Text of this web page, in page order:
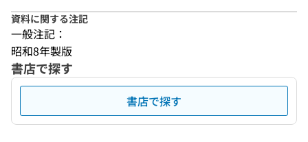
資料に関する注記
一般注記：
昭和8年製版
書店で探す
書店で探す